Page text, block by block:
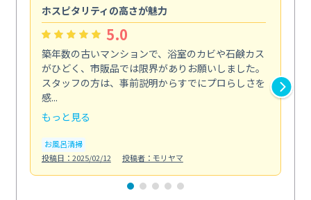
ホスピタリティの高さが魅力
5.0
築年数の古いマンションで、浴室のカビや石鹸カス
がひどく、市販品では限界がありお願いしました。
スタッフの方は、事前説明からすでにプロらしさを
感...
もっと見る
お風呂清掃
投稿日：2025/02/12
投稿者：モリヤマ